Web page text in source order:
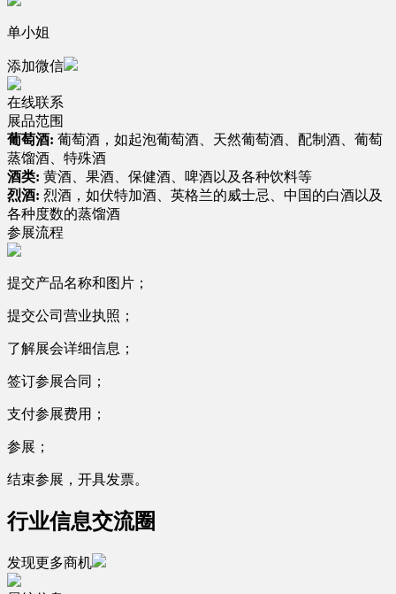
单小姐
添加微信
在线联系
展品范围
葡萄酒: 葡萄酒，如起泡葡萄酒、天然葡萄酒、配制酒、葡萄
蒸馏酒、特殊酒
酒类: 黄酒、果酒、保健酒、啤酒以及各种饮料等
烈酒: 烈酒，如伏特加酒、英格兰的威士忌、中国的白酒以及
各种度数的蒸馏酒
参展流程
提交产品名称和图片；
提交公司营业执照；
了解展会详细信息；
签订参展合同；
支付参展费用；
参展；
结束参展，开具发票。
行业信息交流圈
发现更多商机